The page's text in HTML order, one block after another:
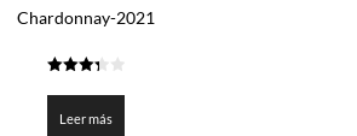
Chardonnay-2021
de 5
Leer más